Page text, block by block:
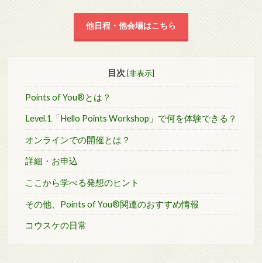
他日程・他会場はこちら
目次 [非表示]
Points of You®とは？
Level.1「Hello Points Workshop」で何を体験できる？
オンラインでの開催とは？
詳細・お申込
ここから学べる発想のヒント
その他、Points of You®関連のおすすめ情報
コウスケの日常